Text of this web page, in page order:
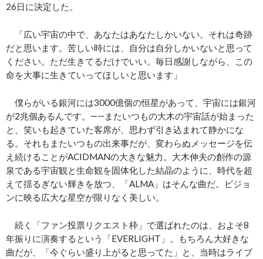
26日に決定した。
「広い宇宙の中で、あなたはあなたしかいない。それは奇跡
だと思います。苦しい時には、自分は自分しかいないと思って
ください。ただ生きてるだけでいい。毎日感謝しながら、この
命を大事に生きていってほしいと思います」
僕らがいる銀河には3000億個の恒星があって、宇宙には銀河
が2兆個あるんです。――またいつもの大木の宇宙話が始まった
と、笑いも起きていた客席が、思わず引き込まれて静かにな
る。それもまたいつもの出来事だが、変わらぬメッセージを伝
え続けることがACIDMANの大きな魅力。大木伸夫の創作の源
泉である宇宙観と生命観を固体化した結晶のように、時代を超
えて揺るぎない輝きを放つ、「ALMA」はそんな曲だ。ビジョ
ンに映る広大な星空が限りなく美しい。
続く「ファン投票リクエスト枠」で選ばれたのは、およそ8
年振りに演奏するという「EVERLIGHT」。もちろん大好きな
曲だが、「今ぐらい盛り上がると思ってた」と、当時はライブ